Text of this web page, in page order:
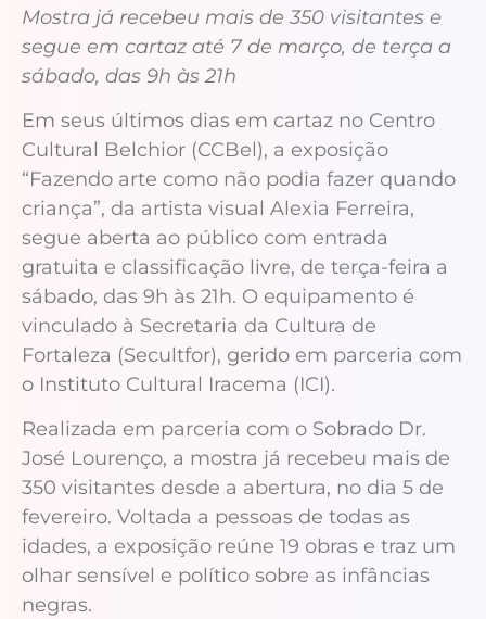
Mostra já recebeu mais de 350 visitantes e
segue em cartaz até 7 de março, de terça a
sábado, das 9h às 21h
Em seus últimos dias em cartaz no Centro
Cultural Belchior (CCBel), a exposição
“Fazendo arte como não podia fazer quando
criança”, da artista visual Alexia Ferreira,
segue aberta ao público com entrada
gratuita e classificação livre, de terça-feira a
sábado, das 9h às 21h. O equipamento é
vinculado à Secretaria da Cultura de
Fortaleza (Secultfor), gerido em parceria com
o Instituto Cultural Iracema (ICI).
Realizada em parceria com o Sobrado Dr.
José Lourenço, a mostra já recebeu mais de
350 visitantes desde a abertura, no dia 5 de
fevereiro. Voltada a pessoas de todas as
idades, a exposição reúne 19 obras e traz um
olhar sensível e político sobre as infâncias
negras.